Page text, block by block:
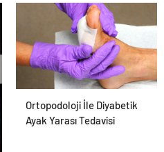
Ortopodoloji İle Diyabetik
Ayak Yarası Tedavisi